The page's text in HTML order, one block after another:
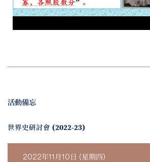
活動備忘
世界史研討會 (2022-23)
2022年11月10日 (星期四)